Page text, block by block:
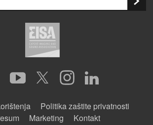
Politika zaštite privatnosti
Marketing Kontakt